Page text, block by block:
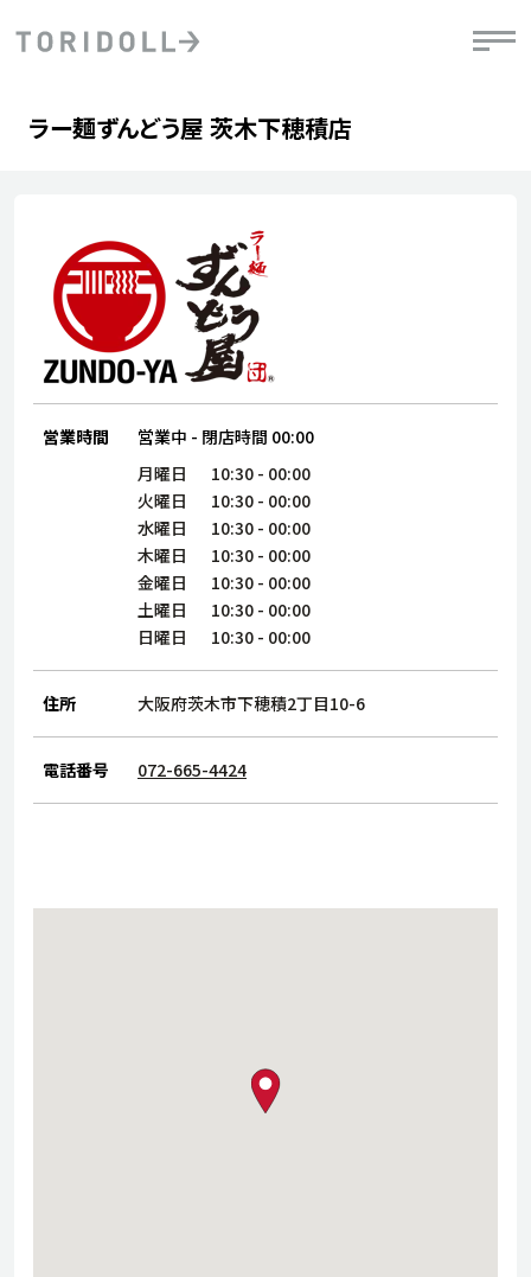
会社情報
経営理念
ニュース
株主・投資家情報
サステナビリティ
店舗検索
よくある質問・お問い合わせ
日本語 English
PRニュース
中長期経営計画
デジタルトランス
フォーメーション戦略
粟田社長が語るトリドールDX
DXビジョン2028
トリドールのDX ～これまでとこれから～
ライブラリ
粟田社長が語る
トリドールのサステナビリティ
ステークホルダーとの
コミュニケーション
ラー麺ずんどう屋 茨木下穂積店
営業時間 営業中 - 閉店時間 00:00
月曜日 10:30 - 00:00
火曜日
10:30 - 00:00
水曜日
10:30 - 00:00
木曜日
10:30 - 00:00
金曜日
10:30 - 00:00
土曜日
10:30 - 00:00
日曜日
10:30 - 00:00
住所 大阪府茨木市下穂積2丁目10-6
電話番号 072-665-4424
map pin